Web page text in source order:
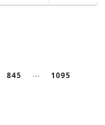
PAGE
845 Collapsed
DERNIÈRE
1095